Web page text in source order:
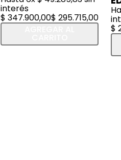
interés
$ 347.900,00$ 295.715,00
$